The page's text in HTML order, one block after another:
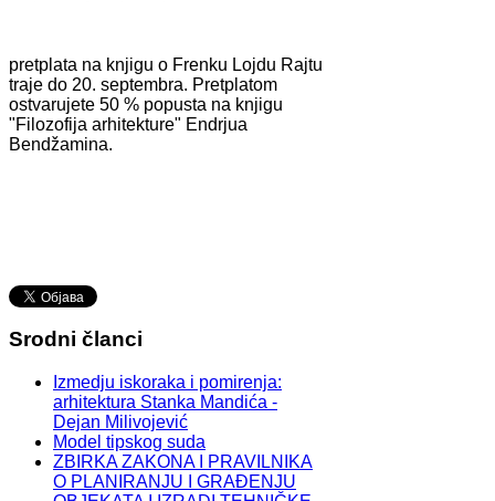
pretplata na knjigu o Frenku Lojdu Rajtu
traje do 20. septembra. Pretplatom
ostvarujete 50 % popusta na knjigu
"Filozofija arhitekture" Endrjua
Bendžamina.
Srodni članci
Izmedju iskoraka i pomirenja:
arhitektura Stanka Mandića -
Dejan Milivojević
Model tipskog suda
ZBIRKA ZAKONA I PRAVILNIKA
O PLANIRANJU I GRAĐENJU